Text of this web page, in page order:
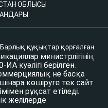
ОБЛЫСЫ
құқықтар қорғалған.
министрлігінің
куәлігі берілген.
не басқа
көшіруге тек сайт
рұқсат етіледі.
желілерде